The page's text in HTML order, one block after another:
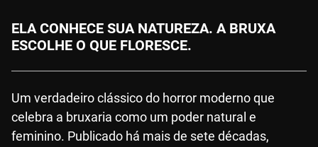
ELA CONHECE SUA NATUREZA. A BRUXA
ESCOLHE O QUE FLORESCE.
Um verdadeiro clássico do horror moderno que
celebra a bruxaria como um poder natural e
feminino. Publicado há mais de sete décadas,